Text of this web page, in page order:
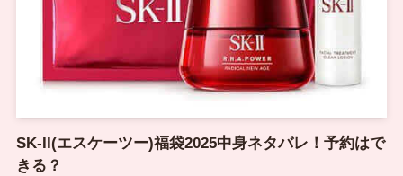
SK-II(エスケーツー)福袋2025中身ネタバレ！予約はで
きる？